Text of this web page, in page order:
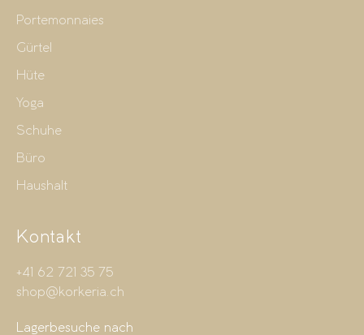
Portemonnaies
Gürtel
Hüte
Yoga
Schuhe
Büro
Haushalt
Kontakt
+41 62 721 35 75
shop@korkeria.ch
Lagerbesuche nach